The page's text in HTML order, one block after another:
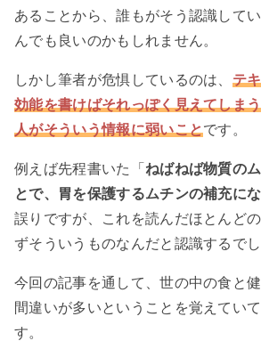
あることから、誰もがそう認識して
んでも良いのかもしれません。
しかし筆者が危惧しているのは、 テ
効能を書けばそれっぽく見えてしまう
人がそういう情報に弱いことです。
例えば先程書いた「 ねばねば物質の
とで、胃を保護するムチンの補充に
誤りですが、これを読んだほとんど
ずそういうものなんだと認識するでし
今回の記事を通して、世の中の食と
間違いが多いということを覚えてい
す。